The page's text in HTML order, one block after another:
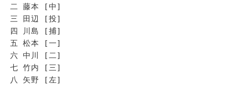
二 藤本 [中]
三 田辺 [投]
四 川島 [捕]
五 松本 [一]
六 中川 [二]
七 竹内 [三]
八 矢野 [左]